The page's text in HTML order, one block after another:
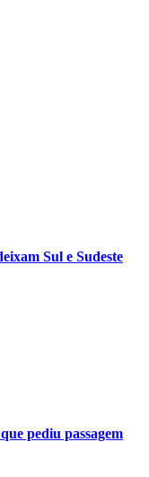
Sul e Sudeste
pediu passagem